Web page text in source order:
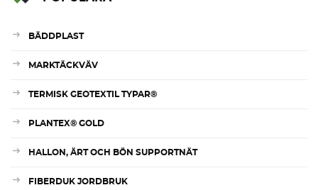
BÄDDPLAST
MARKTÄCKVÄV
TERMISK GEOTEXTIL TYPAR®
PLANTEX® GOLD
HALLON, ÄRT OCH BÖN SUPPORTNÄT
FIBERDUK JORDBRUK